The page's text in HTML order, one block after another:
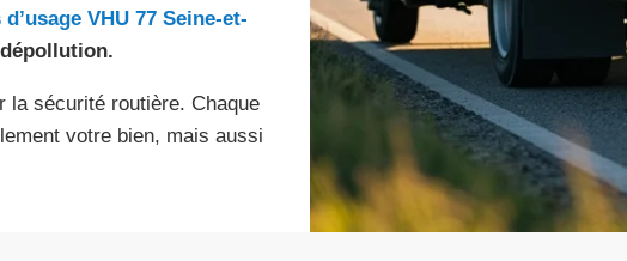
VHU 77 Seine-et-
la sécurité routière. Chaque
votre bien, mais aussi